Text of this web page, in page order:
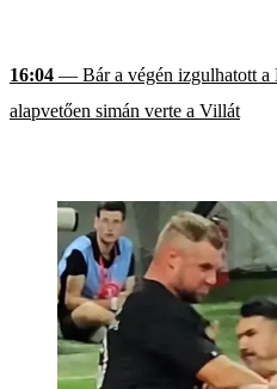
16:04 — Bár a végén izgulhatott a
alapvetően simán verte a Villát